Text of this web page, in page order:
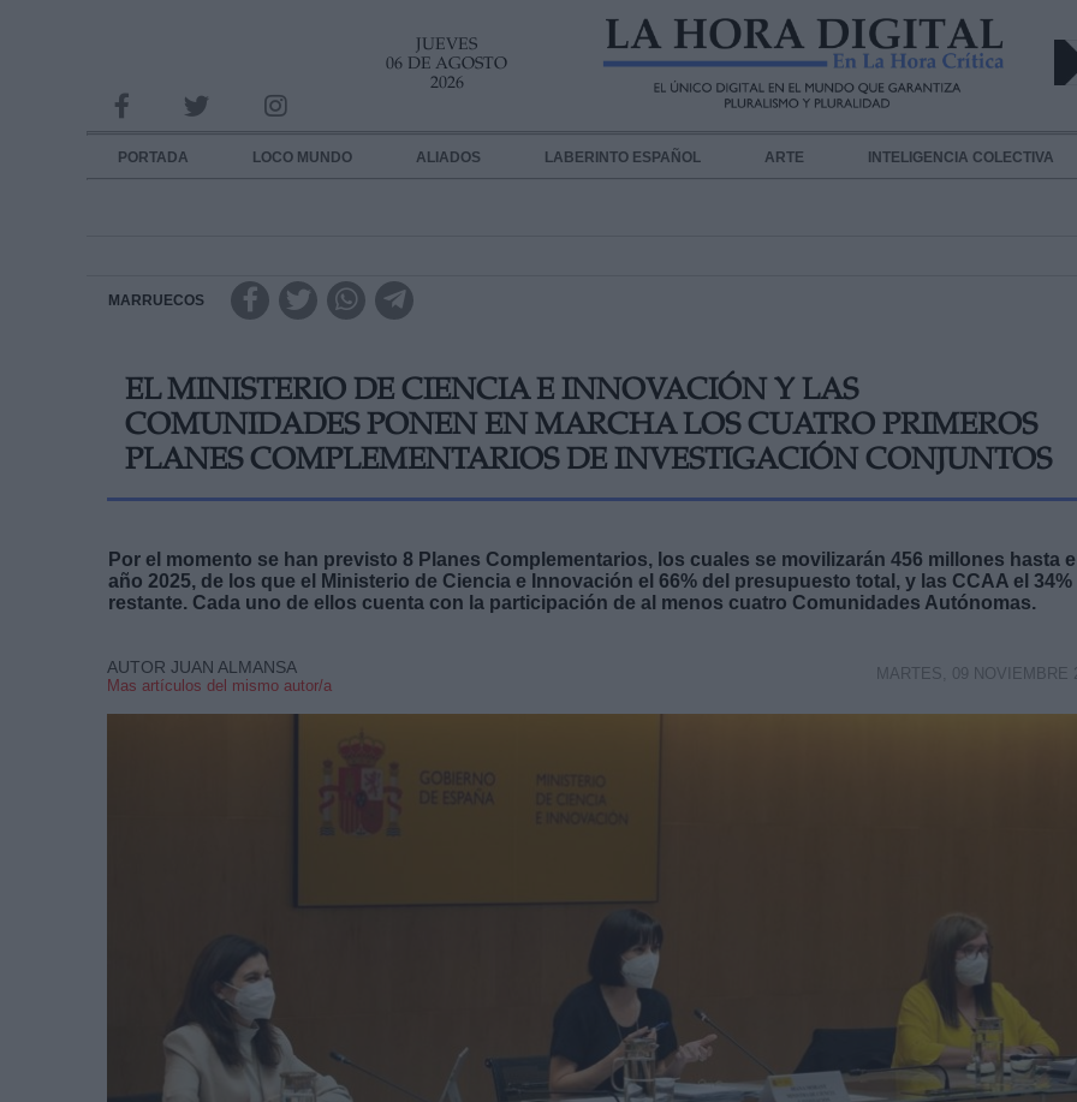
JUEVES
06 DE AGOSTO
2026
PORTADA LOCO MUNDO ALIADOS LABERINTO ESPAÑOL ARTE INTELIGENCIA COLECTIVA
MARRUECOS
EL MINISTERIO DE CIENCIA E INNOVACIÓN Y LAS
COMUNIDADES PONEN EN MARCHA LOS CUATRO PRIMEROS
PLANES COMPLEMENTARIOS DE INVESTIGACIÓN CONJUNTOS
Por el momento se han previsto 8 Planes Complementarios, los cuales se movilizarán 456 millones hasta
año 2025, de los que el Ministerio de Ciencia e Innovación el 66% del presupuesto total, y las CCAA el 34%
restante. Cada uno de ellos cuenta con la participación de al menos cuatro Comunidades Autónomas.
AUTOR JUAN ALMANSA
Mas artículos del mismo autor/a
MARTES, 09 NOVIEMBRE
INFORMACION SOBRE LA PROTECCIÓN DE TUS DATOS
Responsable:
Destinatarios:
link
Información adicional
link